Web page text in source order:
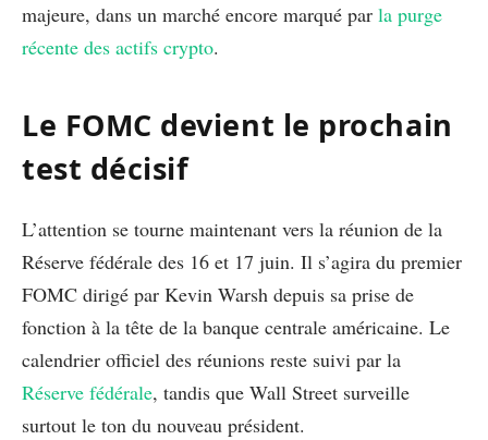
majeure, dans un marché encore marqué par la purge
récente des actifs crypto.
Le FOMC devient le prochain
test décisif
L’attention se tourne maintenant vers la réunion de la
Réserve fédérale des 16 et 17 juin. Il s’agira du premier
FOMC dirigé par Kevin Warsh depuis sa prise de
fonction à la tête de la banque centrale américaine. Le
calendrier officiel des réunions reste suivi par la
Réserve fédérale, tandis que Wall Street surveille
surtout le ton du nouveau président.